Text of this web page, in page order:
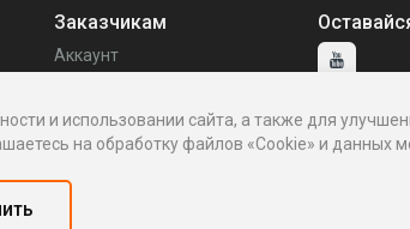
Заказчикам
Аккаунт
Написать поставщику
Реквизиты
и использовании сайта, а также для
на обработку файлов «Cookie» и данных